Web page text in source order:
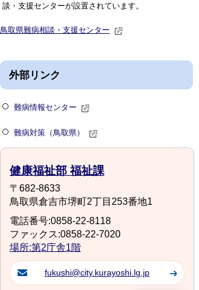
談・支援センターが設置されています。
鳥取県難病相談・支援センター
外部リンク
難病情報センター
難病対策（鳥取県）
健康福祉部 福祉課
〒682-8633
鳥取県倉吉市堺町2丁目253番地1
電話番号:0858-22-8118
ファックス:0858-22-7020
場所:第2庁舎1階
fukushi@city.kurayoshi.lg.jp